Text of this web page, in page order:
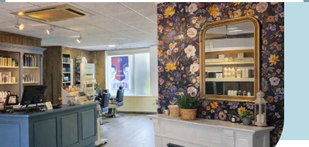
voortdurend verschijnt.